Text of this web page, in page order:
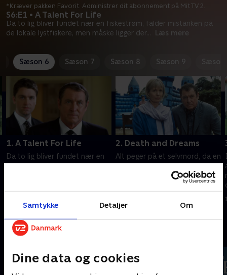
Samtykke Detaljer Om
Dine data og cookies
S6:E1 • A Talent For Life
Da to lig bliver fundet nær en fiskestrøm, falder mistanken på
de lokale lystfiskere, men måske ligger der... Læs mere
*Kræver pakken Favorit. Administrer dit abonnement på Mit TV 2.
Sæson 6 Sæson 7 Sæson 8 Sæson 9 Sæson
1. A Talent For Life
Da to lig bliver fundet nær en
fiskestrøm, falder mistanken
motiver bag drabene.
2. Death and Dreams
Alt peger på et selvmord, da en
depressiv gambler bliver
fundet død, men mandens
tidligere læge Jane Moore
holder fast i, at han ikke var
selvmordstruet.
Andre så også